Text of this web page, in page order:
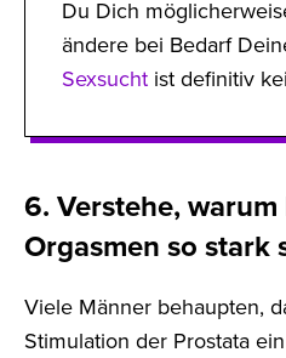
Du Dich
ändere bei Bedarf
Sexsucht ist definitiv
6. Verstehe,
Orgasmen so stark
Viele Männer behaupten,
Stimulation der Prostata